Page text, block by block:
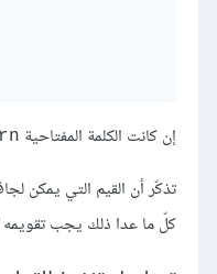
إن كانت الكلمة المفتاحية
كلّ ما عدا ذلك يجب تقويمه